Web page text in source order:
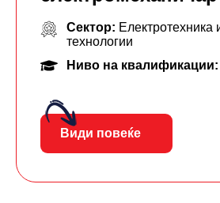
Сектор:
технологии
Ниво на квалификации:
Види повеќе